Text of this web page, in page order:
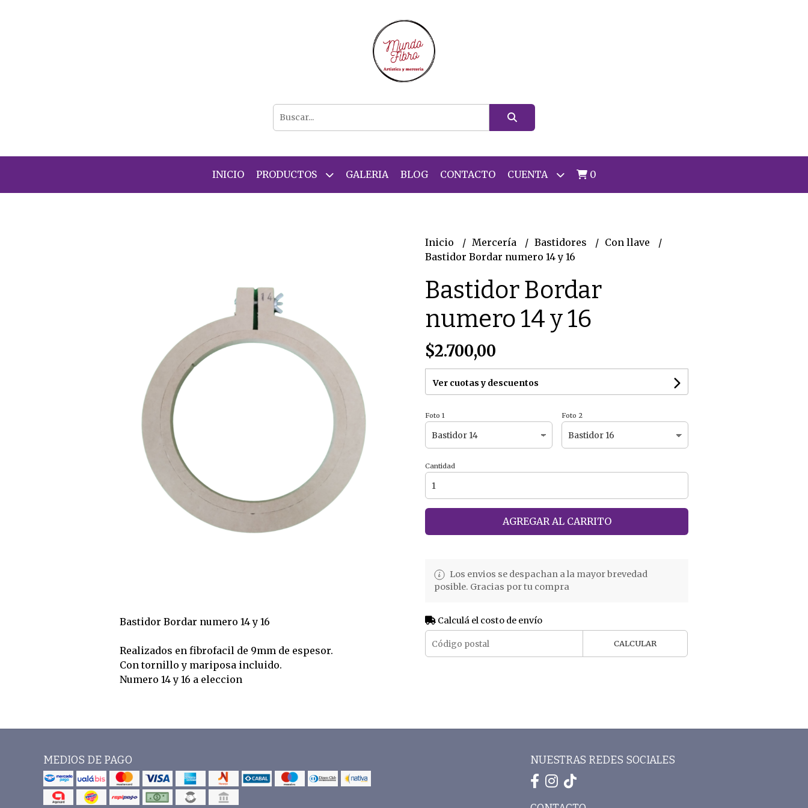
INICIO PRODUCTOS GALERIA BLOG CONTACTO CUENTA 0
Bastidor Bordar numero 14 y 16
Realizados en fibrofacil de 9mm de espesor.
Con tornillo y mariposa incluido.
Numero 14 y 16 a eleccion
Inicio Mercería Bastidores
Con llave
Bastidor Bordar numero 14 y 16
Bastidor Bordar
numero 14 y 16
$2.700,00
Ver cuotas y descuentos
Foto 1 Foto 2
Cantidad
AGREGAR AL CARRITO
Los envios se despachan a la mayor brevedad
posible. Gracias por tu compra
Calculá el costo de envío
CALCULAR
MEDIOS DE PAGO NUESTRAS REDES SOCIALES